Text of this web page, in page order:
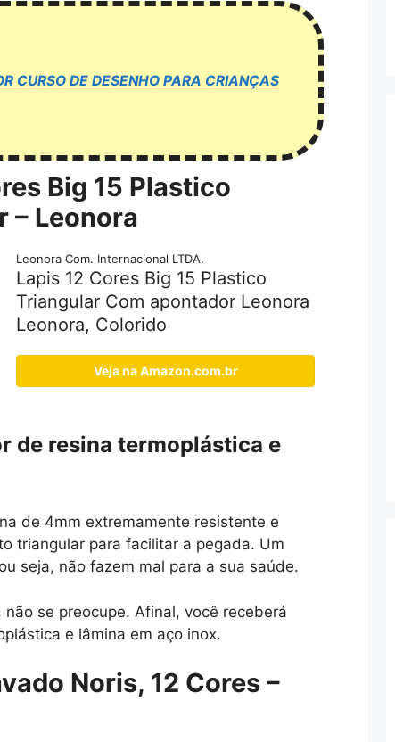
CURSO DE DESENHO PARA CRIANÇAS
Big 15 Plastico
– Leonora
Leonora Com. Internacional LTDA.
Lapis 12 Cores Big 15 Plastico
Triangular Com apontador Leonora
Leonora, Colorido
Veja na Amazon.com.br
de resina termoplástica e
de 4mm extremamente resistente e
triangular para facilitar a pegada. Um
seja, não fazem mal para a sua saúde.
se preocupe. Afinal, você receberá
e lâmina em aço inox.
Noris, 12 Cores –